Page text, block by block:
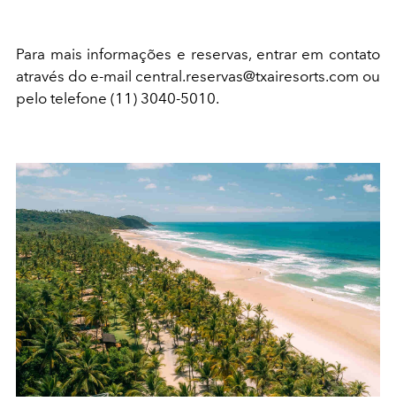
Para mais informações e reservas, entrar em contato
através do e-mail central.reservas@txairesorts.com ou
pelo telefone (11) 3040-5010.